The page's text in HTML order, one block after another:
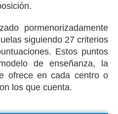
pormenorizadamente
siguiendo 27 criterios
Estos puntos
de enseñanza, la
ofrece en cada centro o
los que cuenta.